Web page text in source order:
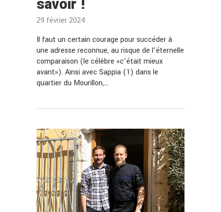
29 février 2024
Il faut un certain courage pour succéder à
une adresse reconnue, au risque de l’éternelle
comparaison (le célèbre «c’était mieux
avant»). Ainsi avec Sappia (1) dans le
quartier du Mourillon,…